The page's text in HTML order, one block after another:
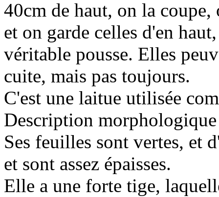
40cm de haut, on la
et on garde celles d'en
véritable pousse. Elles
cuite, mais pas toujours.
C'est une laitue utilisée
Description
Ses feuilles sont vertes, et
et sont assez épaisses.
Elle a une forte tige,